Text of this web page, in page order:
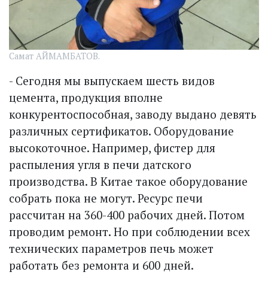
Самат АЙМАМБАТОВ.
- Сегодня мы выпускаем шесть видов
цемента, продукция вполне
конкурентоспособная, заводу выдано девять
различных сертификатов. Оборудование
высокоточное. Например, фистер для
распыления угля в печи датского
производства. В Китае такое оборудование
собрать пока не могут. Ресурс печи
рассчитан на 360-400 рабочих дней. Потом
проводим ремонт. Но при соблюдении всех
технических параметров печь может
работать без ремонта и 600 дней.